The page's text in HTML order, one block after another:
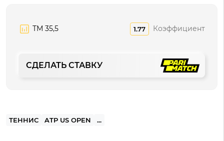
ТМ 35,5 1.77 Коэффициент
СДЕЛАТЬ СТАВКУ
ТЕННИС ATP US OPEN ...